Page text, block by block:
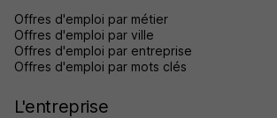
Offres d'emploi par métier
Offres d'emploi par ville
Offres d'emploi par entreprise
Offres d'emploi par mots clés
L'entreprise